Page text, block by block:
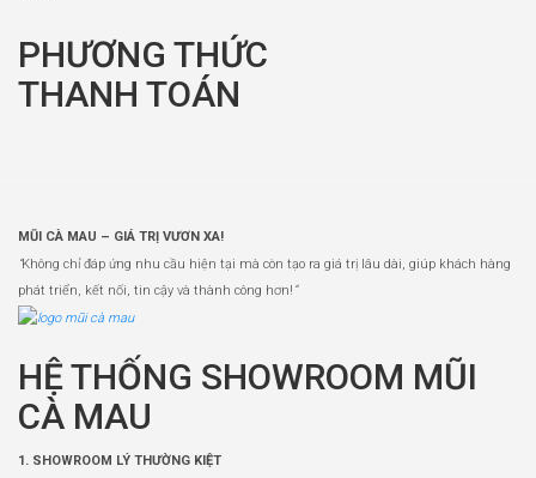
PHƯƠNG THỨC
THANH TOÁN
MŨI CÀ MAU – GIÁ TRỊ VƯƠN XA!
“Không chỉ đáp ứng nhu cầu hiện tại mà còn tạo ra giá trị lâu dài, giúp khách hàng
phát triển, kết nối, tin cậy và thành công hơn! ”
HỆ THỐNG SHOWROOM MŨI
CÀ MAU
1. SHOWROOM LÝ THƯỜNG KIỆT